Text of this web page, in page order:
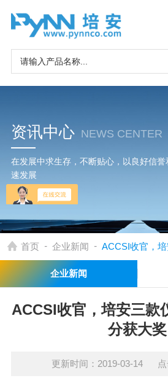
资讯中心 NEWS CENTER
在发展中求生存，不断贴心，以良好信
速发展
首页 - 企业新闻 - ACCSI收官，培安
企业新闻
ACCSI收官，培安三款
分获大奖
更新时间：2019-03-14 点